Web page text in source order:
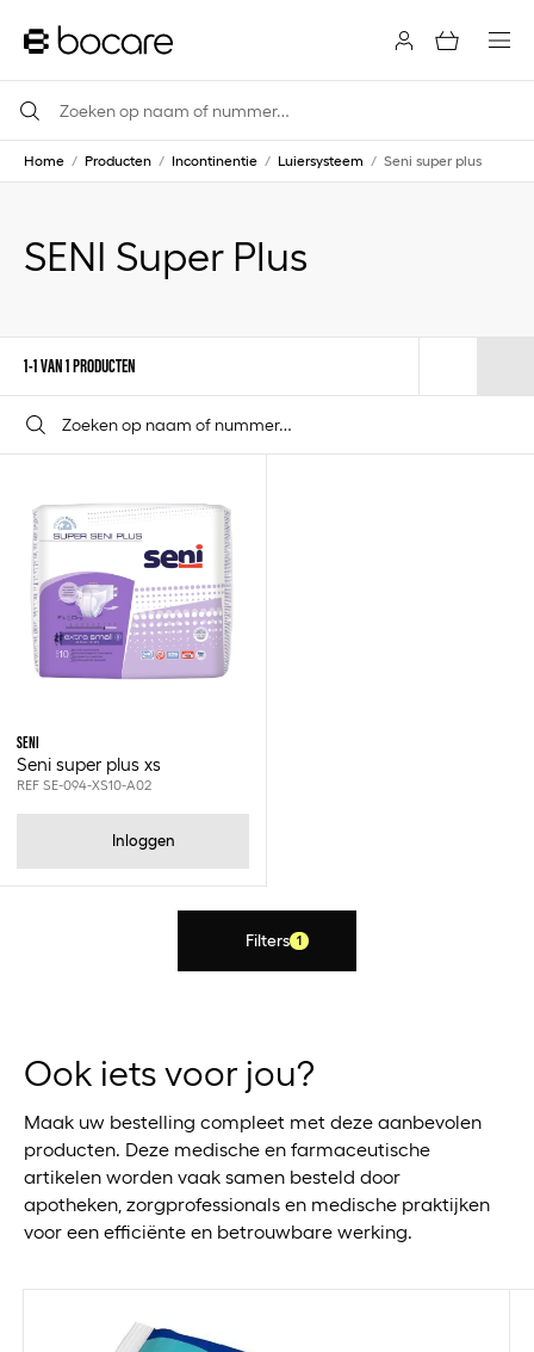
Home / Producten / Incontinentie / Luiersysteem / Seni super plus
SENI Super Plus
1-1 VAN 1 PRODUCTEN
Seni
SENI
Seni super plus xs
REF SE-094-XS10-A02
Inloggen
Filters 1
Ook iets voor jou?
Maak uw bestelling compleet met deze aanbevolen
producten. Deze medische en farmaceutische
artikelen worden vaak samen besteld door
apotheken, zorgprofessionals en medische praktijken
voor een efficiënte en betrouwbare werking.